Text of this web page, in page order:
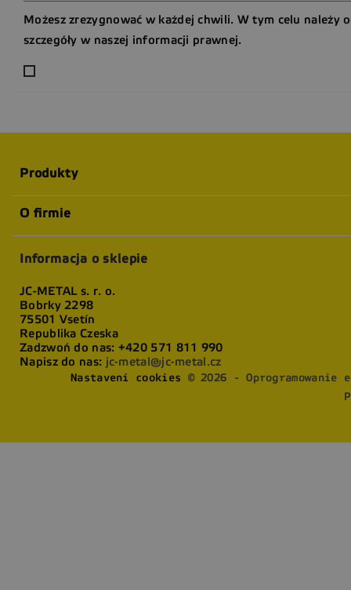
Możesz zrezygnować w każdej chwili. W tym celu należy
szczegóły w naszej informacji prawnej.
Produkty
O firmie
Informacja o sklepie
JC-METAL s. r. o.
Bobrky 2298
75501 Vsetín
Republika Czeska
Zadzwoń do nas: +420 571 811 990
Napisz do nas: jc-metal@jc-metal.cz
Nastavení cookies
© 2026 - Oprogramowanie